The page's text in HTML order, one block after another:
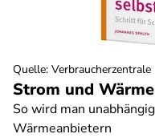
Strom und
So wird man
Wärmeanbietern
Quelle: Verbraucherzentrale